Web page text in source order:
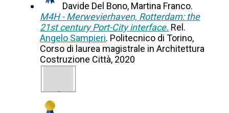
Davide Del Bono, Martina Franco.
M4H - Merwevierhaven, Rotterdam: the
21st century Port-City interface. Rel.
Angelo Sampieri. Politecnico di Torino,
Corso di laurea magistrale in Architettura
Costruzione Città, 2020